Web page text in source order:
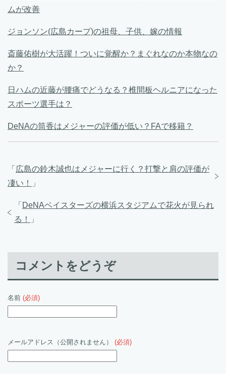
ムが改善
ジョンソン(広島カープ)の祖母、子供、嫁の情報
斎藤佑樹が大活躍！ついに覚醒か？まぐれなのか本物なの
か？
日ハムの近藤が腰痛でどうなる？椎間板ヘルニアになった
スポーツ選手は？
DeNAの筒香はメジャーの評価が低い？FAで移籍？
「 広島の鈴木誠也はメジャーに行く？打撃と肩の評価が
凄い！
」
「 DeNAベイスターズの横浜スタジアムで花火が見られ
る！
」
コメントをどうぞ
名前 (必須)
メールアドレス（公開されません） (必須)